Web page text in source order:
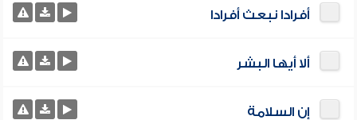
أفرادا نبعث أفرادا
ألا أيها البشر
إن السلامة